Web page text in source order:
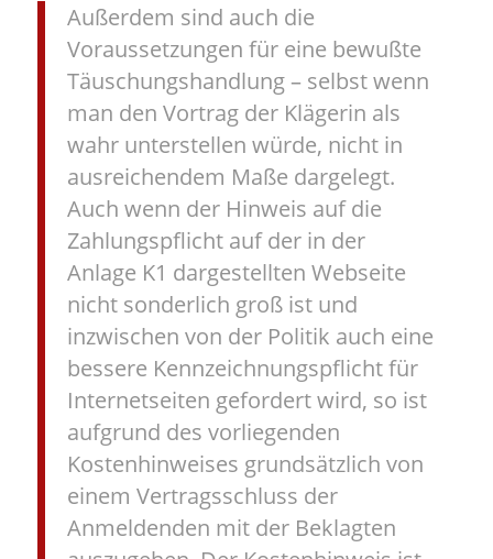
Außerdem sind auch die
Voraussetzungen für eine bewußte
Täuschungshandlung – selbst wenn
man den Vortrag der Klägerin als
wahr unterstellen würde, nicht in
ausreichendem Maße dargelegt.
Auch wenn der Hinweis auf die
Zahlungspflicht auf der in der
Anlage K1 dargestellten Webseite
nicht sonderlich groß ist und
inzwischen von der Politik auch eine
bessere Kennzeichnungspflicht für
Internetseiten gefordert wird, so ist
aufgrund des vorliegenden
Kostenhinweises grundsätzlich von
einem Vertragsschluss der
Anmeldenden mit der Beklagten